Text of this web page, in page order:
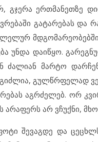
გჯერა ერთმანეთზე
გატარებას და
უნდა დაიწყო.
ძალიან მარტო
გულწრფელად
აგრძელებ. ორ
არაფერს არ ვჩუქნი,
შევაგდე და